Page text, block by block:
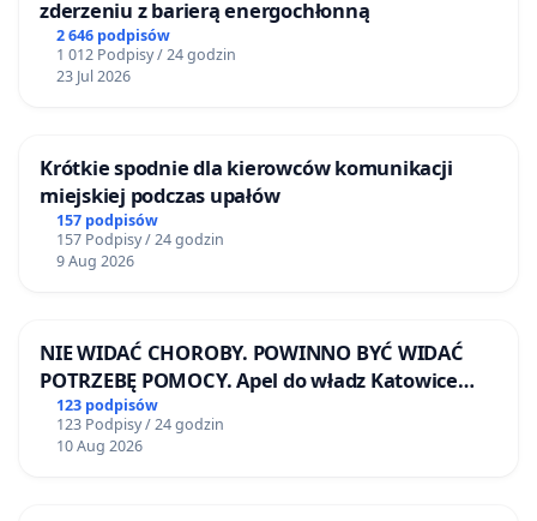
zderzeniu z barierą energochłonną
2 646 podpisów
1 012 Podpisy / 24 godzin
23 Jul 2026
Krótkie spodnie dla kierowców komunikacji
miejskiej podczas upałów
157 podpisów
157 Podpisy / 24 godzin
9 Aug 2026
NIE WIDAĆ CHOROBY. POWINNO BYĆ WIDAĆ
POTRZEBĘ POMOCY. Apel do władz Katowice
Airport o przystąpienie do programu HIDDEN
DISABILITIES SUNFLOWER – SŁONECZNIK –
UKRYTE NIEPEŁNOSPRAWNOŚCI
123 podpisów
123 Podpisy / 24 godzin
10 Aug 2026